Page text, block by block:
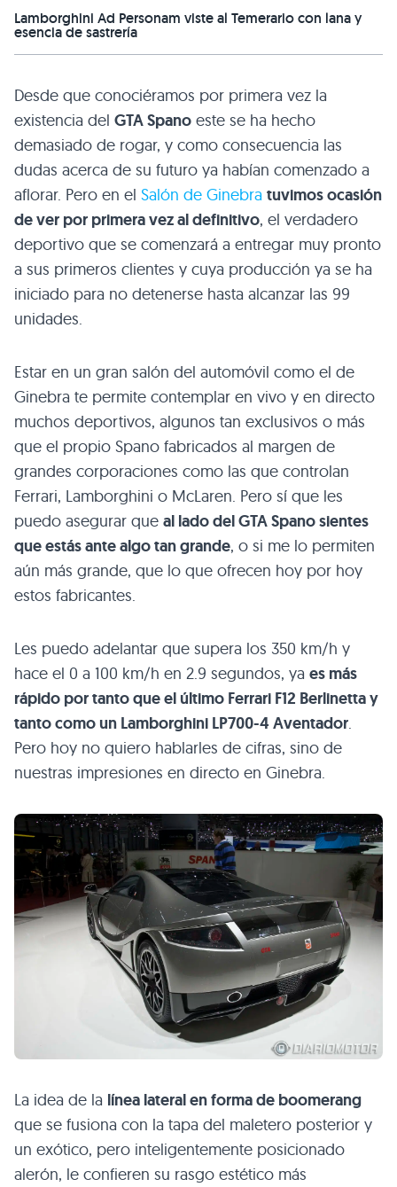
Lamborghini Ad Personam viste al Temerario con lana y
esencia de sastrería
Desde que conociéramos por primera vez la
existencia del GTASpano este se ha hecho
demasiado de rogar, y como consecuencia las
dudas acerca de su futuro ya habían comenzado a
aflorar. Pero en el Salón de Ginebra tuvimos ocasión
de ver por primera vez al definitivo, el verdadero
deportivo que se comenzará a entregar muy pronto
a sus primeros clientes y cuya producción ya se ha
iniciado para no detenerse hasta alcanzar las 99
unidades.
Estar en un gran salón del automóvil como el de
Ginebra te permite contemplar en vivo y en directo
muchos deportivos, algunos tan exclusivos o más
que el propio Spano fabricados al margen de
grandes corporaciones como las que controlan
Ferrari, Lamborghini o McLaren. Pero sí que les
puedo asegurar que al lado delGTASpano sientes
que estás ante algo tan grande, o si me lo permiten
aún más grande, que lo que ofrecen hoy por hoy
estos fabricantes.
Les puedo adelantar que supera los 350 km/h y
hace el 0 a 100 km/h en 2.9 segundos, ya es más
rápido por tanto que el último Ferrari F12 Berlinetta y
tanto como un Lamborghini LP700-4 Aventador.
Pero hoy no quiero hablarles de cifras, sino de
nuestras impresiones en directo en Ginebra.
La idea de la línea lateral en forma de boomerang
que se fusiona con la tapa del maletero posterior y
un exótico, pero inteligentemente posicionado
alerón, le confieren su rasgo estético más